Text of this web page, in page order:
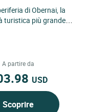
di Obernai, la
turistica più grande
A partire da
USD
Scoprire